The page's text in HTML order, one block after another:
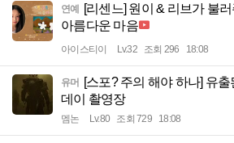
연예
[리센느] 원이 & 리브가 불
아름다운 마음
아이스티이 Lv.32 조회 296 18:08
유머
[스포? 주의 해야 하나] 유
데이 촬영장
멤논 Lv.80 조회 729 18:08